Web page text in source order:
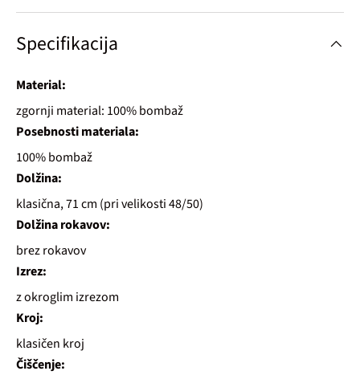
Specifikacija
Material:
zgornji material: 100% bombaž
Posebnosti materiala:
100% bombaž
Dolžina:
klasična, 71 cm (pri velikosti 48/50)
Dolžina rokavov:
brez rokavov
Izrez:
z okroglim izrezom
Kroj:
klasičen kroj
Čiščenje: